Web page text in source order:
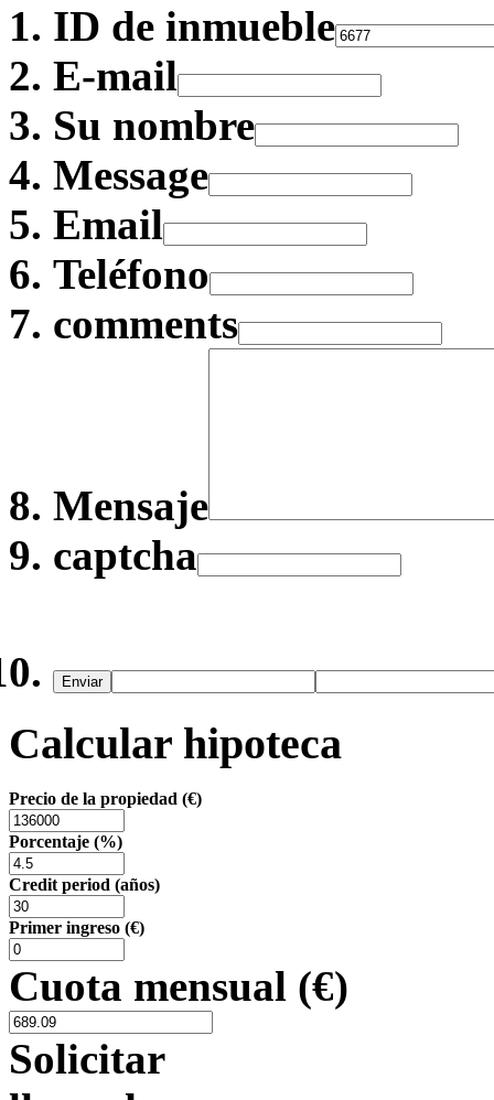
ID de inmueble
E-mail
Su nombre
Message
Email
Teléfono
comments
Mensaje
captcha
Enviar
Calcular hipoteca
Precio de la propiedad (€)
Porcentaje (%)
Credit period (años)
Primer ingreso (€)
Cuota mensual (€)
Solicitar